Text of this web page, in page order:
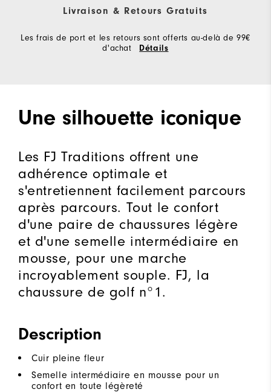
Livraison & Retours Gratuits
Les frais de port et les retours sont offerts au-delà de 99€
d'achat
Détails
Une silhouette iconique
Les FJ Traditions offrent une
adhérence optimale et
s'entretiennent facilement parcours
après parcours. Tout le confort
d'une paire de chaussures légère
et d'une semelle intermédiaire en
mousse, pour une marche
incroyablement souple. FJ, la
chaussure de golf n°1.
Description
Cuir pleine fleur
Semelle intermédiaire en mousse pour un
confort en toute légèreté